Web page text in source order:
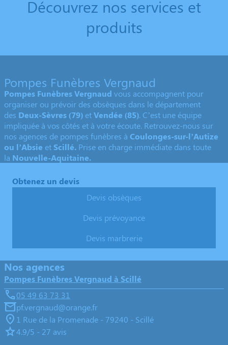
Découvrez nos services et
produits
Pompes Funèbres Vergnaud
Pompes Funèbres Vergnaud vous accompagnent pour
organiser ou prévoir des obsèques dans le département
des Deux-Sèvres (79) etVendée (85). C’est une équipe
impliquée à vos côtés et à votre écoute. Retrouvez-nous sur
nos agences de pompes funèbres à Coulonges-sur-l’Autize
ou l’Absie et Scillé. Prise en charge immédiate dans toute
la Nouvelle-Aquitaine.
Obtenez un devis
Devis obsèques
Devis prévoyance
Devis marbrerie
Nos agences
Pompes Funèbres Vergnaud à Scillé
05 49 63 73 31
pf.vergnaud@orange.fr
1 Rue de la Promenade - 79240 - Scillé
4.9/5 - 27 avis